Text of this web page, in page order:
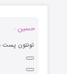
حسین :
تونتون پست